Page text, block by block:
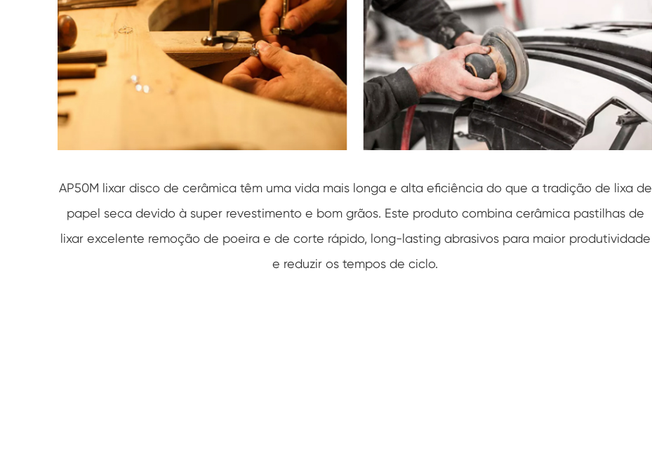
AP50M lixar disco de cerâmica têm uma vida mais longa e alta eficiência do que a tradição de lixa de
papel seca devido à super revestimento e bom grãos. Este produto combina cerâmica pastilhas de
lixar excelente remoção de poeira e de corte rápido, long-lasting abrasivos para maior produtividade
e reduzir os tempos de ciclo.